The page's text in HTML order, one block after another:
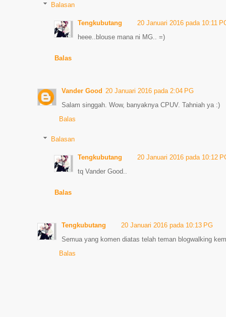
Balasan
Tengkubutang
20 Januari 2016 pada 10:11
heee..blouse mana ni MG.. =)
Balas
Vander Good 20 Januari 2016 pada 2:04 PG
Salam singgah. Wow, banyaknya CPUV. Tahniah ya :)
Balas
Balasan
Tengkubutang
20 Januari 2016 pada 10:12
tq Vander Good..
Balas
Tengkubutang
20 Januari 2016 pada 10:13 PG
Semua yang komen diatas telah teman blogwalking
Balas